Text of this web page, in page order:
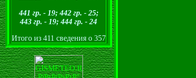
441 гр. - 19; 442 гр. - 25;
443 гр. - 19; 444 гр. - 24
Итого из 411 сведения о 357